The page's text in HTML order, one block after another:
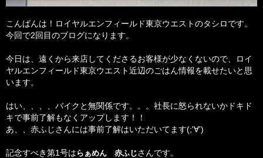
こんばんは！ロイヤルエンフィールド東京ウエストのタシロです。
今回で2回目のブログになります。
今日は、遠くから来店してくださるお客様が少なくないので、ロイ
ヤルエンフィールド東京ウエスト近辺のごはん情報を載せたいと思
います。
はい、、、、バイクと無関係です。。。社長に怒られないかドキド
キで事前了解もなくアップします！！
あ、、赤ふじさんには事前了解はいただいてます(;'∀')
記念すべき第1号は らぁめん 赤ふじさんです。